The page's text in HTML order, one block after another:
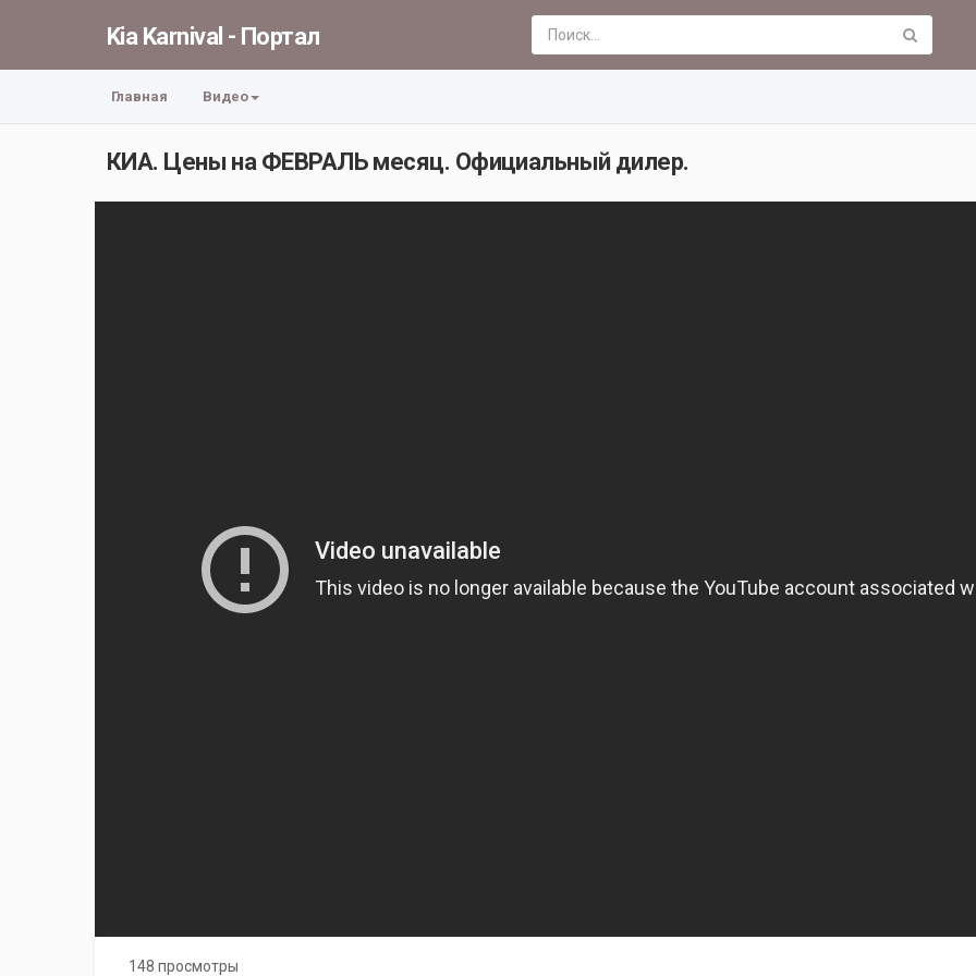
Kia Karnival - Портал
Главная Видео
КИА. Цены на ФЕВРАЛЬ месяц. Официальный дилер.
148 просмотры